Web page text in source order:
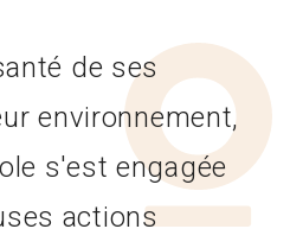
de ses
environnement,
s'est engagée
actions